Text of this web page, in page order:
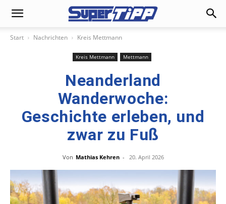
Start Nachrichten Kreis Mettmann
Kreis Mettmann Mettmann
Neanderland
Wanderwoche:
Geschichte erleben, und
zwar zu Fuß
Von Mathias Kehren - 20. April 2026